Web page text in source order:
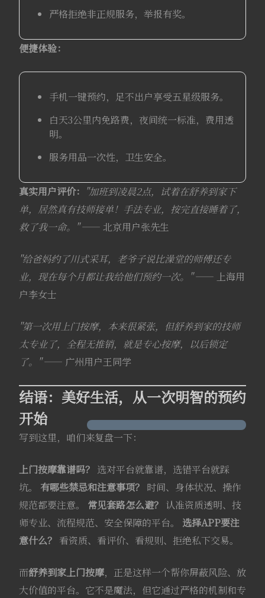
严格拒绝非正规服务，举报有奖。
便捷体验：
手机一键预约，足不出户享受五星级服务。
白天3公里内免路费，夜间统一标准，费用透
明。
服务用品一次性，卫生安全。
真实用户评价： "加班到凌晨2点，试着在舒养到家下
单，居然真有技师接单！手法专业，按完直接睡着了，
救了我一命。"—— 北京用户张先生
"给爸妈约了川式采耳，老爷子说比澡堂的师傅还专
业，现在每个月都让我给他们预约一次。"—— 上海用
户李女士
"第一次用上门按摩，本来很紧张，但舒养到家的技师
太专业了，全程无推销，就是专心按摩，以后锁定
了。"—— 广州用户王同学
结语：美好生活，从一次明智的预约
开始
写到这里，咱们来复盘一下：
上门按摩靠谱吗？ 选对平台就靠谱，选错平台就踩
坑。 有哪些禁忌和注意事项？ 时间、身体状况、操作
规范都要注意。 常见套路怎么避？ 认准资质透明、技
师专业、流程规范、安全保障的平台。 选择APP要注
意什么？ 看资质、看评价、看规则、拒绝私下交易。
而舒养到家上门按摩，正是这样一个帮你屏蔽风险、放
大价值的平台。它不是魔法，但它通过严格的机制和专